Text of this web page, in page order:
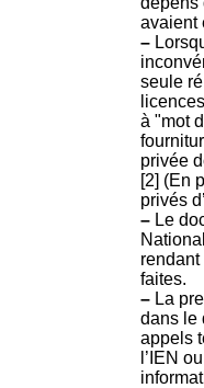
avaient
–
seule
à "mot
privée
[2] (En
privés
– Le
faites.
– La
dans le
appels
l’IEN